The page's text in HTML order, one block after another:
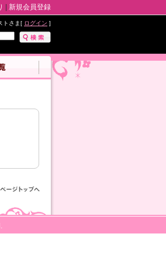
新規会員登録
トさま[ ログイン ]